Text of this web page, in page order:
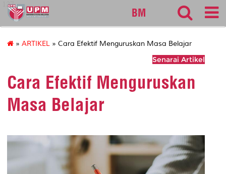
127
BM
» ARTIKEL » Cara Efektif Menguruskan Masa Belajar
Senarai Artikel
Cara Efektif Menguruskan
Masa Belajar